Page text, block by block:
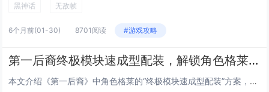
黑神话 无敌帧
6个月前(01-30) 8701阅读 #游戏攻略
第一后裔终极模块速成型配装，解锁角色格莱后的低成本毕业Build方案
本文介绍《第一后裔》中角色格莱的“终极模块速成型配装”方案，主打低成本、高效率达成毕业强度，该Build围绕格莱的高机动...